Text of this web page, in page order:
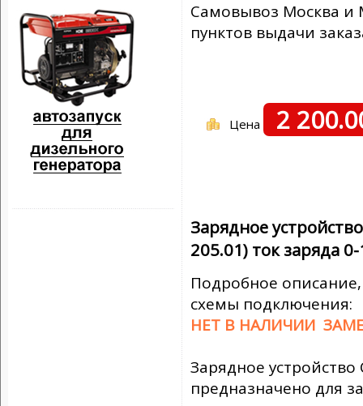
Самовывоз Москва и
пунктов выдачи
Цена 2
Зарядное
205.01) ток заряда
Подробное
схемы подключения:
НЕТ В НАЛИЧИИ
Зарядное
предназначено для